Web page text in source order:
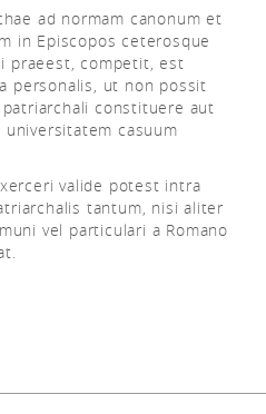
ad normam canonum et
in Episcopos ceterosque
praeest, competit, est
personalis, ut non possit
constituere aut
casuum
valide potest intra
tantum, nisi aliter
vel particulari a Romano